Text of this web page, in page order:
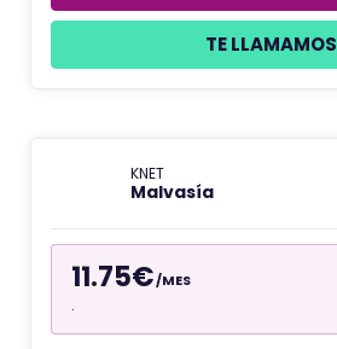
TE LLAMAMOS
KNET
Malvasía
11.75€/MES
.